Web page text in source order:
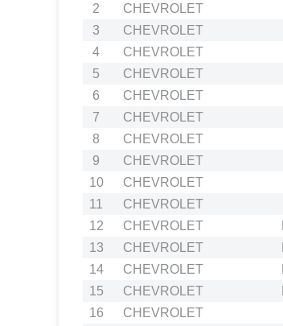
2
CHEVROLET
3
CHEVROLET
4
CHEVROLET
5
CHEVROLET
6
CHEVROLET
7
CHEVROLET
8
CHEVROLET
9
CHEVROLET
10
CHEVROLET
11
CHEVROLET
12
CHEVROLET
13
CHEVROLET
14
CHEVROLET
15
CHEVROLET
16
CHEVROLET